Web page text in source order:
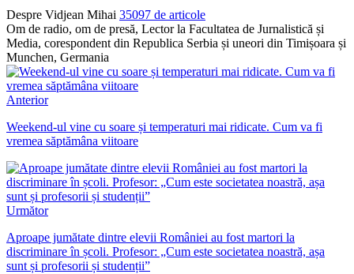
Despre Vidjean Mihai 35097 de articole
Om de radio, om de presă, Lector la Facultatea de Jurnalistică și
Media, corespondent din Republica Serbia și uneori din Timișoara și
Munchen, Germania
Anterior
Weekend-ul vine cu soare și temperaturi mai ridicate. Cum va fi
vremea săptămâna viitoare
Următor
Aproape jumătate dintre elevii României au fost martori la
discriminare în școli. Profesor: „Cum este societatea noastră, așa
sunt și profesorii și studenții”